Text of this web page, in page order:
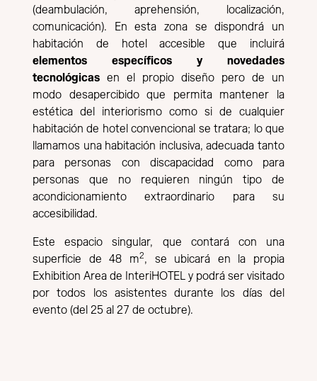
(deambulación, aprehensión, localización,
comunicación). En esta zona se dispondrá un
habitación de hotel accesible que incluirá
elementos específicos y novedades
tecnológicas en el propio diseño pero de un
modo desapercibido que permita mantener la
estética del interiorismo como si de cualquier
habitación de hotel convencional se tratara; lo que
llamamos una habitación inclusiva, adecuada tanto
para personas con discapacidad como para
personas que no requieren ningún tipo de
acondicionamiento extraordinario para su
accesibilidad.
Este espacio singular, que contará con una
superficie de 48 m2, se ubicará en la propia
Exhibition Area de InteriHOTEL y podrá ser visitado
por todos los asistentes durante los días del
evento (del 25 al 27 de octubre).